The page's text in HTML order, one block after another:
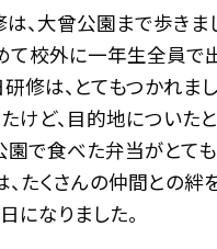
、大曾公園まで歩きま
て校外に一年生全員で
修は、とてもつかれま
けど、目的地についた
園で食べた弁当がとて
、たくさんの仲間との絆
になりました。